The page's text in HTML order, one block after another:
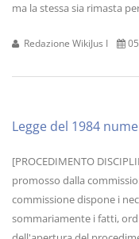
ma la stessa sia rimasta
Redazione WikiJus I
Legge del 1984
[PROCEDIMENTO
promosso dalla
commissione dispone i
sommariamente i fatti,